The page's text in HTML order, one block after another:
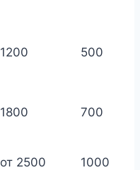
1200 500
1800 700
от 2500 1000